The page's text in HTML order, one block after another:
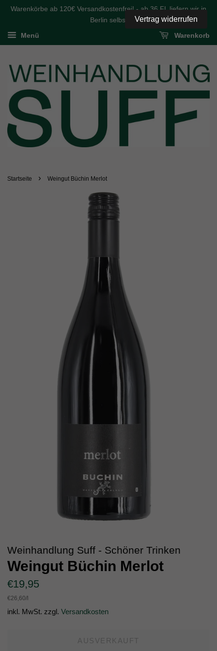
Warenkörbe ab 120€ Versandkostenfrei! - ab 36 FL liefern wir in
Berlin selbst
Menü Warenkorb
Startseite › Weingut Büchin Merlot
Weinhandlung Suff - Schöner Trinken
Weingut Büchin Merlot
Normaler
Preis
€19,95
Einzelpreis
€26,60/pro
l
inkl. MwSt. zzgl. Versandkosten
AUSVERKAUFT
Vertrag widerrufen